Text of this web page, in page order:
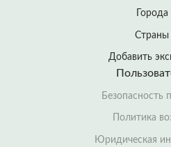
Города
Страны
Добавить
Безопасность
Политика
Юридическая